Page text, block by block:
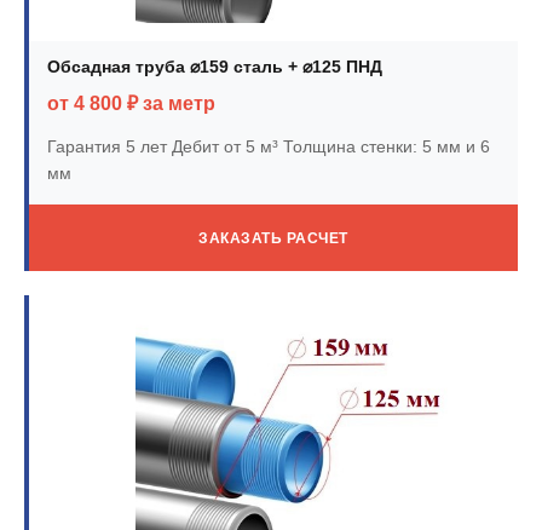
Обсадная труба ⌀159 сталь + ⌀125 ПНД
от 4 800 ₽ за метр
Гарантия 5 летДебит от 5 м³ Толщина стенки: 5 мм и 6
мм
ЗАКАЗАТЬ РАСЧЕТ